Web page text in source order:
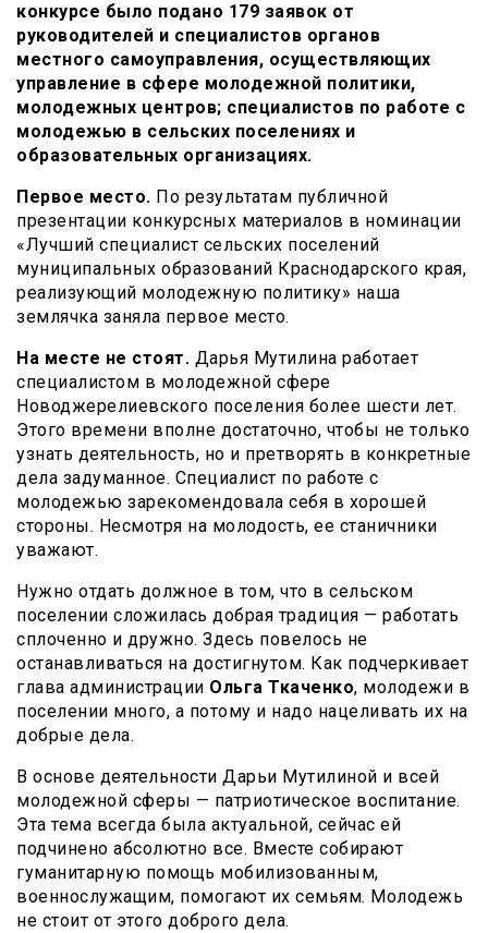
конкурсе было подано 179 заявок от
руководителей и специалистов органов
местного самоуправления, осуществляющих
управление в сфере молодежной политики,
молодежных центров; специалистов по работе с
молодежью в сельских поселениях и
образовательных организациях.
Первое место. По результатам публичной
презентации конкурсных материалов в номинации
«Лучший специалист сельских поселений
муниципальных образований Краснодарского края,
реализующий молодежную политику» наша
землячка заняла первое место.
На месте не стоят. Дарья Мутилина работает
специалистом в молодежной сфере
Новоджерелиевского поселения более шести лет.
Этого времени вполне достаточно, чтобы не только
узнать деятельность, но и претворять в конкретные
дела задуманное. Специалист по работе с
молодежью зарекомендовала себя в хорошей
стороны. Несмотря на молодость, ее станичники
уважают.
Нужно отдать должное в том, что в сельском
поселении сложилась добрая традиция — работать
сплоченно и дружно. Здесь повелось не
останавливаться на достигнутом. Как подчеркивает
глава администрации Ольга Ткаченко, молодежи в
поселении много, а потому и надо нацеливать их на
добрые дела.
В основе деятельности Дарьи Мутилиной и всей
молодежной сферы — патриотическое воспитание.
Эта тема всегда была актуальной, сейчас ей
подчинено абсолютно все. Вместе собирают
гуманитарную помощь мобилизованным,
военнослужащим, помогают их семьям. Молодежь
не стоит от этого доброго дела.